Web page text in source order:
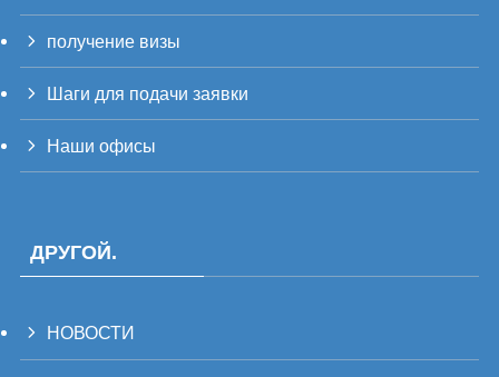
получение визы
Шаги для подачи заявки
Наши офисы
ДРУГОЙ.
НОВОСТИ
FR
PT_BR